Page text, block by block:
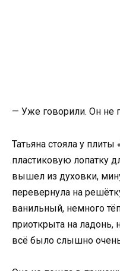
— Уже говорили. Он не
Татьяна стояла у
пластиковую лопатку
вышел из духовки,
перевернула на
ванильный, немного
приоткрыта на ладонь,
всё было слышно